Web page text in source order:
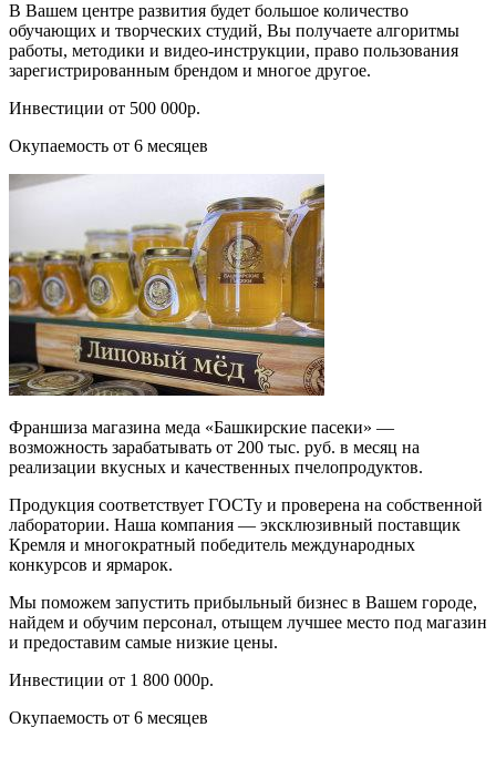
В Вашем центре развития будет большое количество
обучающих и творческих студий, Вы получаете алгоритмы
работы, методики и видео-инструкции, право пользования
зарегистрированным брендом и многое другое.
Инвестиции от 500 000р.
Окупаемость от 6 месяцев
Франшиза магазина меда «Башкирские пасеки» —
возможность зарабатывать от 200 тыс. руб. в месяц на
реализации вкусных и качественных пчелопродуктов.
Продукция соответствует ГОСТу и проверена на собственной
лаборатории. Наша компания — эксклюзивный поставщик
Кремля и многократный победитель международных
конкурсов и ярмарок.
Мы поможем запустить прибыльный бизнес в Вашем городе,
найдем и обучим персонал, отыщем лучшее место под магазин
и предоставим самые низкие цены.
Инвестиции от 1 800 000р.
Окупаемость от 6 месяцев